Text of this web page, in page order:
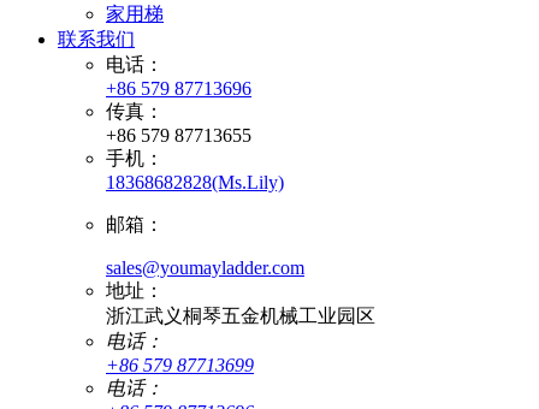
家用梯
联系我们
电话：
+86 579 87713696
传真：
+86 579 87713655
手机：
18368682828(Ms.Lily)
邮箱：
sales@youmayladder.com
地址：
浙江武义桐琴五金机械工业园区
电话：
+86 579 87713699
电话：